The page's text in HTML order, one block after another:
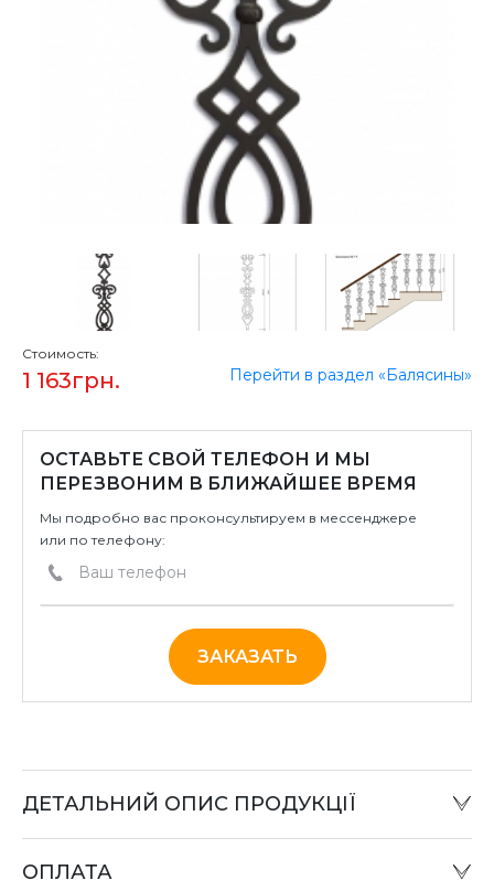
Стоимость:
1 163грн. Перейти в раздел «Балясины»
ОСТАВЬТЕ СВОЙ ТЕЛЕФОН И МЫ
ПЕРЕЗВОНИМ В БЛИЖАЙШЕЕ ВРЕМЯ
Мы подробно вас проконсультируем в мессенджере
или по телефону:
ЗАКАЗАТЬ
ДЕТАЛЬНИЙ ОПИС ПРОДУКЦІЇ
ОПЛАТА